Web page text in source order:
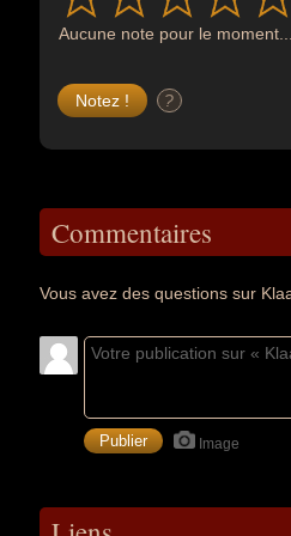
Aucune note pour le moment...
?
Commentaires
Vous avez des questions sur
Image